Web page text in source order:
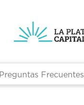
Preguntas Frecuentes